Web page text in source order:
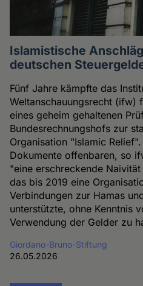
Islamistische
deutschen
Fünf Jahre kämpfte das
Weltanschauungsrecht (ifw)
eines geheim gehaltenen
Bundesrechnungshofs zur
Organisation "Islamic
Dokumente offenbaren, so
"eine erschreckende
das bis 2019 eine
Verbindungen zur Hamas
unterstützte, ohne Kenntnis
Verwendung der Gelder zu
Giordano-Bruno-Stiftung
26.05.2026